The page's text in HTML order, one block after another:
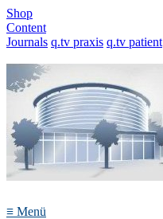
Shop
Content
Journals q.tv praxis q.tv patient
≡ Menü